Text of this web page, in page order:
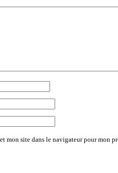
mon site dans le navigateur pour mon